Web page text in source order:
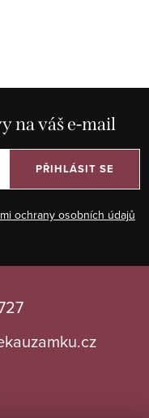
na váš e-mail
ochrany osobních údajů
PŘIHLÁSIT SE